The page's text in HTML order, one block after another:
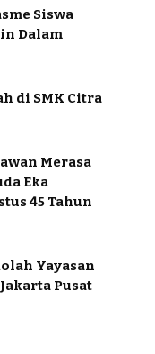
Siswa
Dalam
di SMK Citra
Merasa
Eka
45 Tahun
Yayasan
Pusat